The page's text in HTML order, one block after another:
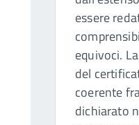
essere
equivoci.
del
coerente
dichiarato